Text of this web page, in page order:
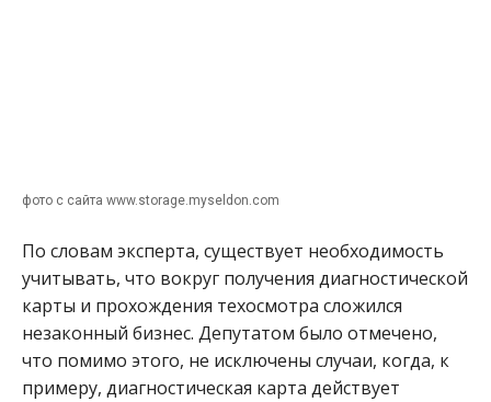
фото с сайта www.storage.myseldon.com
По словам эксперта, существует необходимость
учитывать, что вокруг получения диагностической
карты и прохождения техосмотра сложился
незаконный бизнес. Депутатом было отмечено,
что помимо этого, не исключены случаи, когда, к
примеру, диагностическая карта действует